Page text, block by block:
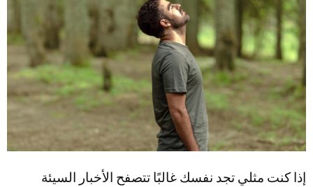
إذا كنت مثلي تجد نفسك غالبًا تتصفح الأخبار السيئة